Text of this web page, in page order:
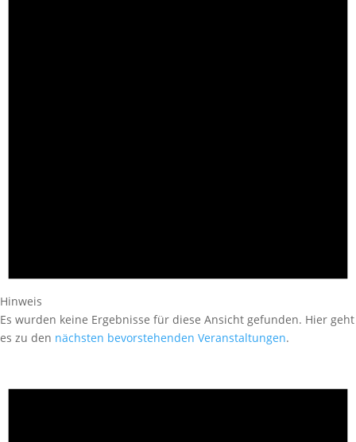
Hinweis
Es wurden keine Ergebnisse für diese Ansicht gefunden. Hier geht
es zu den nächsten bevorstehenden Veranstaltungen.